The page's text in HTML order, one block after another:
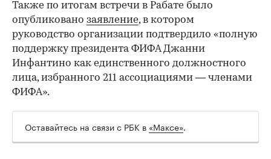
Также по итогам встречи в Рабате было
опубликовано заявление, в котором
руководство организации подтвердило «полную
поддержку президента ФИФА Джанни
Инфантино как единственного должностного
лица, избранного 211 ассоциациями — членами
ФИФА».
Оставайтесь на связи с РБК в «Максе».